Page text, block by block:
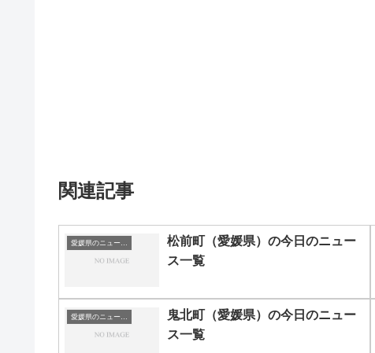
関連記事
愛媛県のニュース一覧
松前町（愛媛県）の今日のニュー
ス一覧
愛媛県のニュース一覧
鬼北町（愛媛県）の今日のニュー
ス一覧